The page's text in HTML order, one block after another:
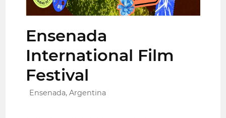
Ensenada
International Film
Festival
Ensenada, Argentina